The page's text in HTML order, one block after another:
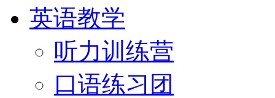
英语教学
听力训练营
口语练习团